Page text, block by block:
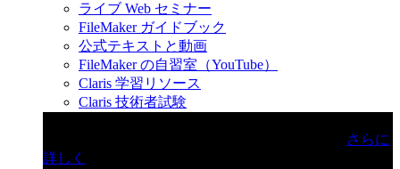
ライブ Web セミナー
FileMaker ガイドブック
公式テキストと動画
FileMaker の自習室（YouTube）
Claris 学習リソース
Claris 技術者試験
さらに
詳しく